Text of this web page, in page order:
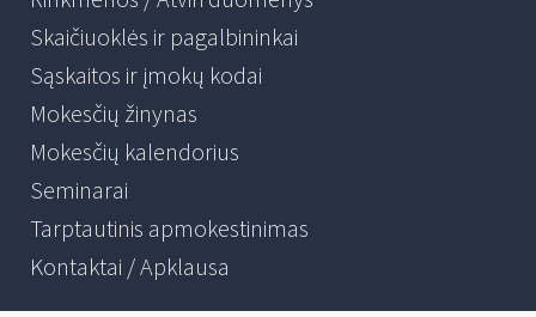
Skaičiuoklės ir pagalbininkai
Sąskaitos ir įmokų kodai
Mokesčių žinynas
Mokesčių kalendorius
Seminarai
Tarptautinis apmokestinimas
Kontaktai / Apklausa